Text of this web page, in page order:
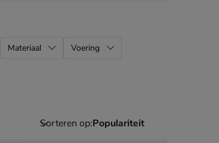
Materiaal
Voering
Sorteren op: